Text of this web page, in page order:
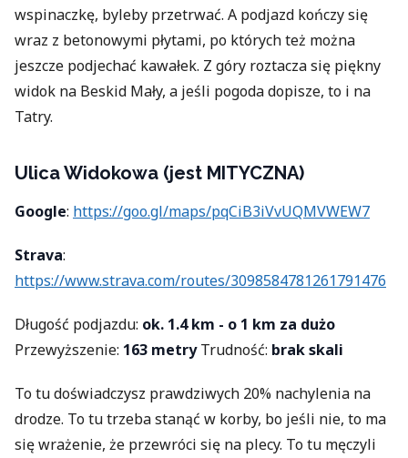
wspinaczkę, byleby przetrwać. A podjazd kończy się
wraz z betonowymi płytami, po których też można
jeszcze podjechać kawałek. Z góry roztacza się piękny
widok na Beskid Mały, a jeśli pogoda dopisze, to i na
Tatry.
Ulica Widokowa (jest MITYCZNA)
Google: https://goo.gl/maps/pqCiB3iVvUQMVWEW7
Strava:
https://www.strava.com/routes/3098584781261791476
Długość podjazdu: ok. 1.4 km - o 1 km za dużo
Przewyższenie: 163 metryTrudność: brak skali
To tu doświadczysz prawdziwych 20% nachylenia na
drodze. To tu trzeba stanąć w korby, bo jeśli nie, to ma
się wrażenie, że przewróci się na plecy. To tu męczyli